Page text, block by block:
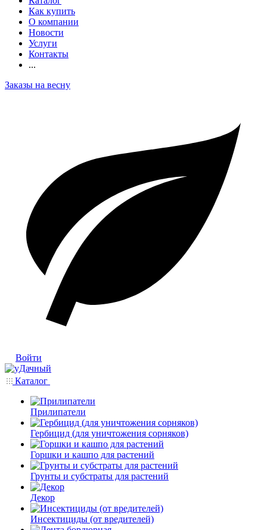
Как купить
О компании
Новости
Услуги
Контакты
...
Заказы на весну
Войти
Каталог
Прилипатели
Гербицид (для уничтожения сорняков)
Горшки и кашпо для растений
Грунты и субстраты для растений
Декор
Инсектициды (от вредителей)